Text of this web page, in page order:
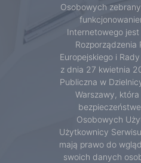
Osobowych
Internetowego
Rozporządzenia
Europejskiego i
z dnia 27 kwietnia
Publiczna w
Warszawy,
Osobowych
Użytkownicy
mają prawo do
swoich danych